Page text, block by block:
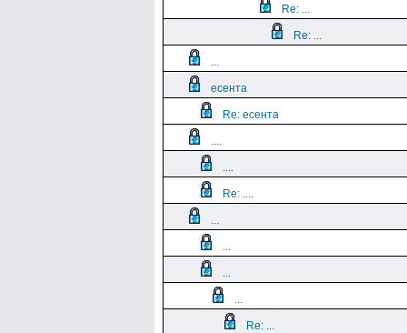
Re: ...
Re: ...
...
есента
Re: есента
....
....
Re: ....
...
...
...
...
Re: ...